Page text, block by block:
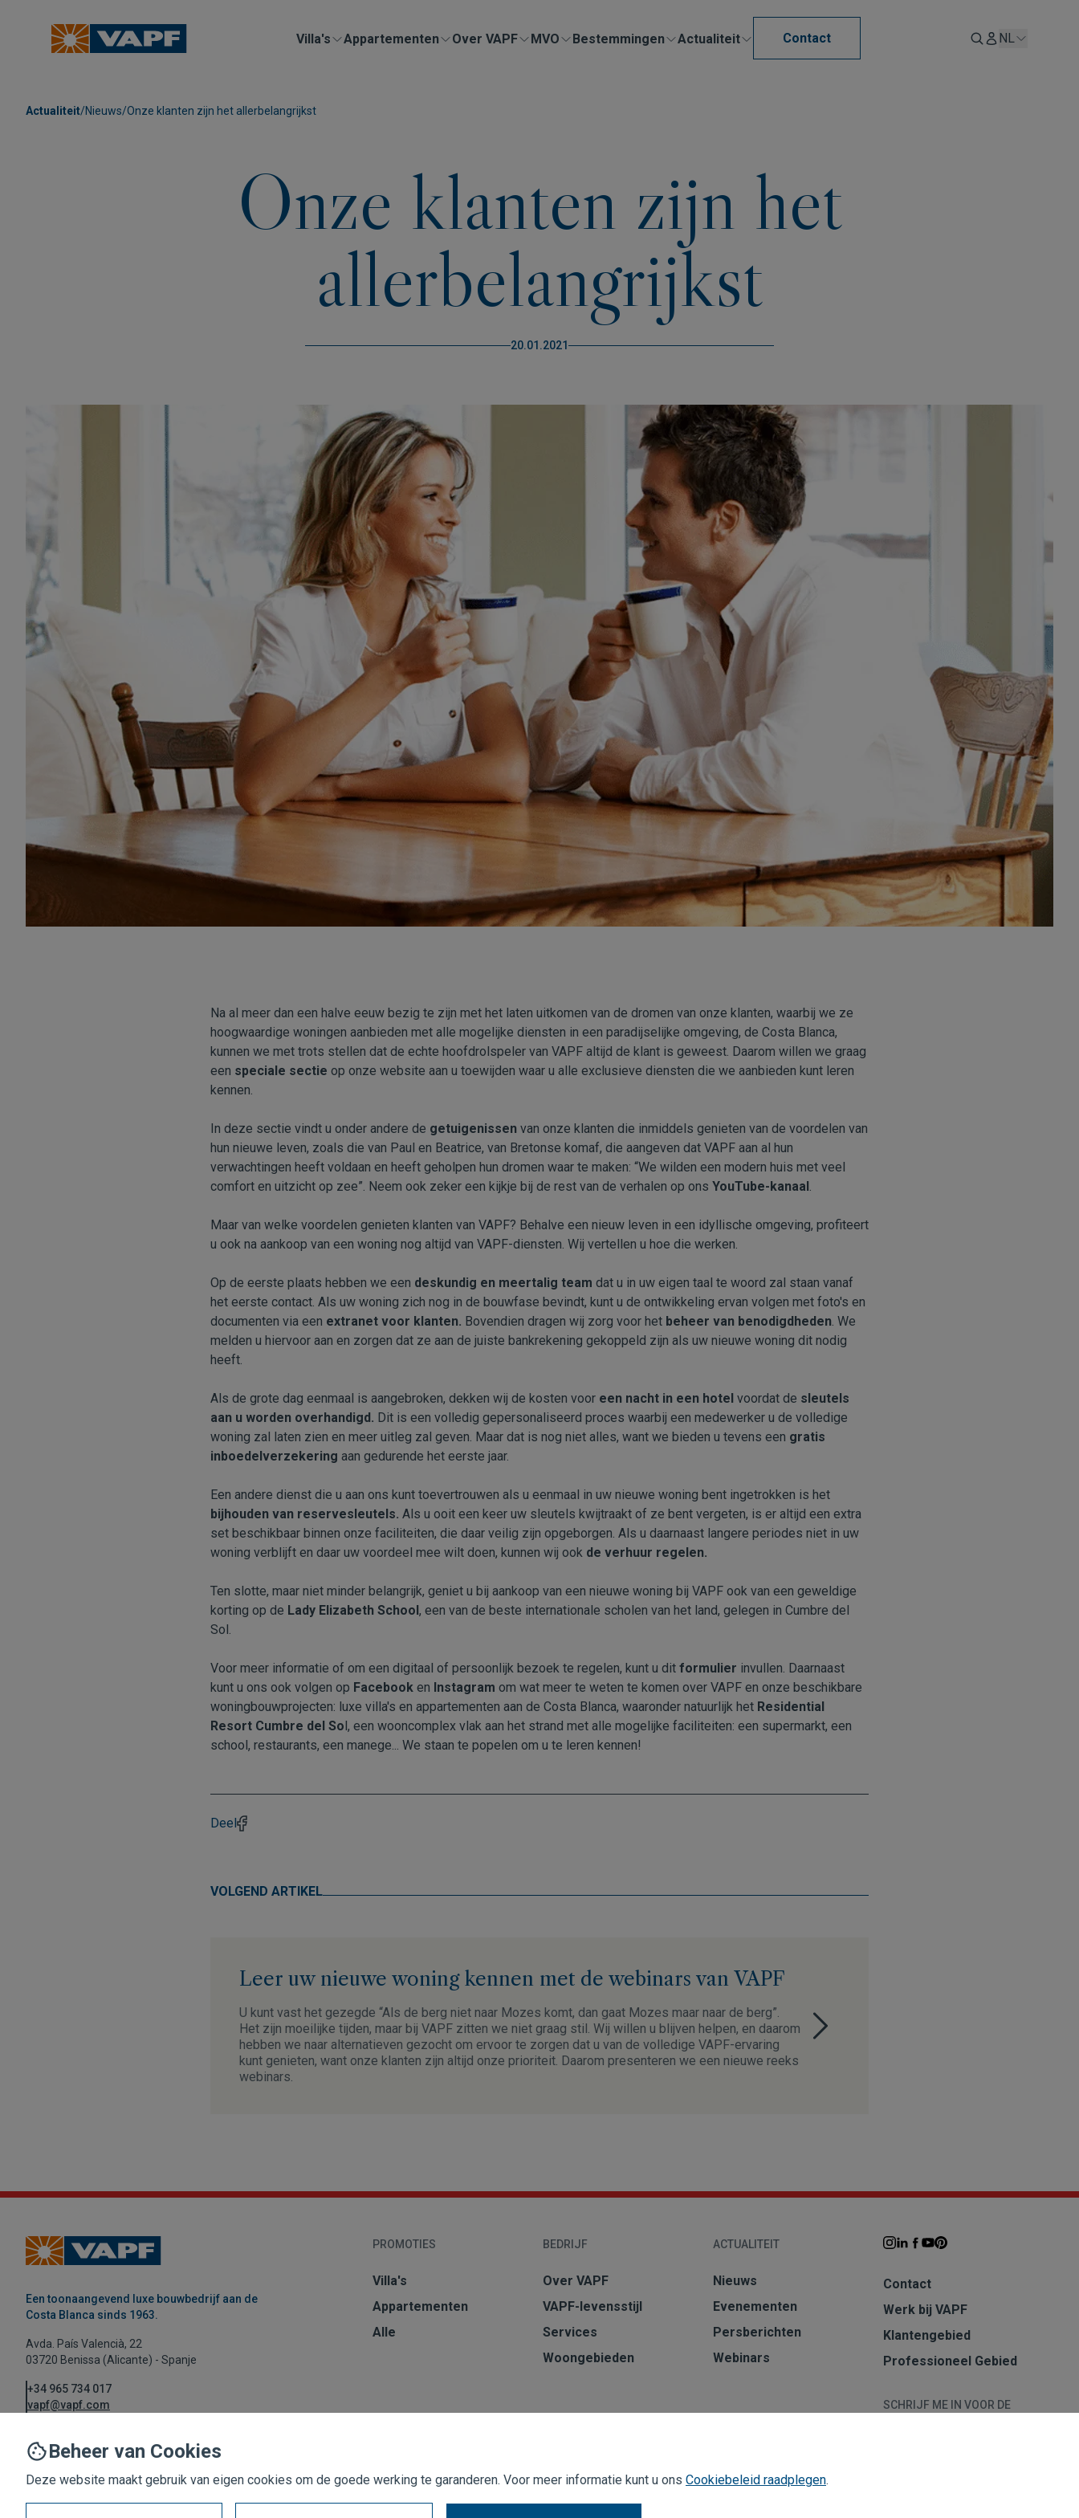
Villa's Appartementen Over VAPF MVO Bestemmingen Actualiteit Contact NL
Actualiteit/Nieuws/Onze klanten zijn het allerbelangrijkst
Onze klanten zijn het
allerbelangrijkst
20.01.2021
Na al meer dan een halve eeuw bezig te zijn met het laten uitkomen van de dromen van onze klanten, waarbij we ze
hoogwaardige woningen aanbieden met alle mogelijke diensten in een paradijselijke omgeving, de Costa Blanca,
kunnen we met trots stellen dat de echte hoofdrolspeler van VAPF altijd de klant is geweest. Daarom willen we graag
een speciale sectie op onze website aan u toewijden waar u alle exclusieve diensten die we aanbieden kunt leren
kennen.
In deze sectie vindt u onder andere de getuigenissen van onze klanten die inmiddels genieten van de voordelen van
hun nieuwe leven, zoals die van Paul en Beatrice, van Bretonse komaf, die aangeven dat VAPF aan al hun
verwachtingen heeft voldaan en heeft geholpen hun dromen waar te maken: “We wilden een modern huis met veel
comfort en uitzicht op zee”. Neem ook zeker een kijkje bij de rest van de verhalen op ons YouTube-kanaal.
Maar van welke voordelen genieten klanten van VAPF? Behalve een nieuw leven in een idyllische omgeving, profiteert
u ook na aankoop van een woning nog altijd van VAPF-diensten. Wij vertellen u hoe die werken.
Op de eerste plaats hebben we een deskundig en meertalig team dat u in uw eigen taal te woord zal staan vanaf
het eerste contact. Als uw woning zich nog in de bouwfase bevindt, kunt u de ontwikkeling ervan volgen met foto's en
documenten via een extranet voor klanten. Bovendien dragen wij zorg voor het beheer van benodigdheden. We
melden u hiervoor aan en zorgen dat ze aan de juiste bankrekening gekoppeld zijn als uw nieuwe woning dit nodig
heeft.
Als de grote dag eenmaal is aangebroken, dekken wij de kosten voor een nacht in een hotel voordat de sleutels
aan u worden overhandigd. Dit is een volledig gepersonaliseerd proces waarbij een medewerker u de volledige
woning zal laten zien en meer uitleg zal geven. Maar dat is nog niet alles, want we bieden u tevens een gratis
inboedelverzekering aan gedurende het eerste jaar.
Een andere dienst die u aan ons kunt toevertrouwen als u eenmaal in uw nieuwe woning bent ingetrokken is het
bijhouden van reservesleutels. Als u ooit een keer uw sleutels kwijtraakt of ze bent vergeten, is er altijd een extra
set beschikbaar binnen onze faciliteiten, die daar veilig zijn opgeborgen. Als u daarnaast langere periodes niet in uw
woning verblijft en daar uw voordeel mee wilt doen, kunnen wij ook de verhuur regelen.
Ten slotte, maar niet minder belangrijk, geniet u bij aankoop van een nieuwe woning bij VAPF ook van een geweldige
korting op de Lady Elizabeth School, een van de beste internationale scholen van het land, gelegen in Cumbre del
Sol.
Voor meer informatie of om een digitaal of persoonlijk bezoek te regelen, kunt u dit formulier invullen. Daarnaast
kunt u ons ook volgen op Facebook en Instagram om wat meer te weten te komen over VAPF en onze beschikbare
woningbouwprojecten: luxe villa's en appartementen aan de Costa Blanca, waaronder natuurlijk het Residential
Resort Cumbre del Sol, een wooncomplex vlak aan het strand met alle mogelijke faciliteiten: een supermarkt, een
school, restaurants, een manege... We staan te popelen om u te leren kennen!
Deel
VOLGEND ARTIKEL
Leer uw nieuwe woning kennen met de webinars van VAPF
U kunt vast het gezegde “Als de berg niet naar Mozes komt, dan gaat Mozes maar naar de berg”.
Het zijn moeilijke tijden, maar bij VAPF zitten we niet graag stil. Wij willen u blijven helpen, en daarom
hebben we naar alternatieven gezocht om ervoor te zorgen dat u van de volledige VAPF-ervaring
kunt genieten, want onze klanten zijn altijd onze prioriteit. Daarom presenteren we een nieuwe reeks
webinars.
Een toonaangevend luxe bouwbedrijf aan de
Costa Blanca sinds 1963.
Avda. País Valencià, 22
03720 Benissa (Alicante) - Spanje
+34 965 734 017
vapf@vapf.com
PROMOTIES
Villa's
Appartementen
Alle
BEDRIJF
Over VAPF
VAPF-levensstijl
Services
Woongebieden
ACTUALITEIT
Nieuws
Evenementen
Persberichten
Webinars
Contact
Werk bij VAPF
Klantengebied
Professioneel Gebied
SCHRIJF ME IN VOOR DE
Beheer van Cookies
Deze website maakt gebruik van eigen cookies om de goede werking te garanderen. Voor meer informatie kunt u ons Cookiebeleid raadplegen.